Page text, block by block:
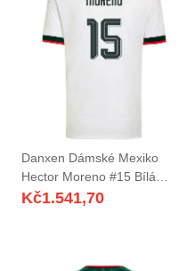
Danxen Dámské Mexiko
Hector Moreno #15 Bílá
Vínová Zelená Daleko
Kč1.541,70